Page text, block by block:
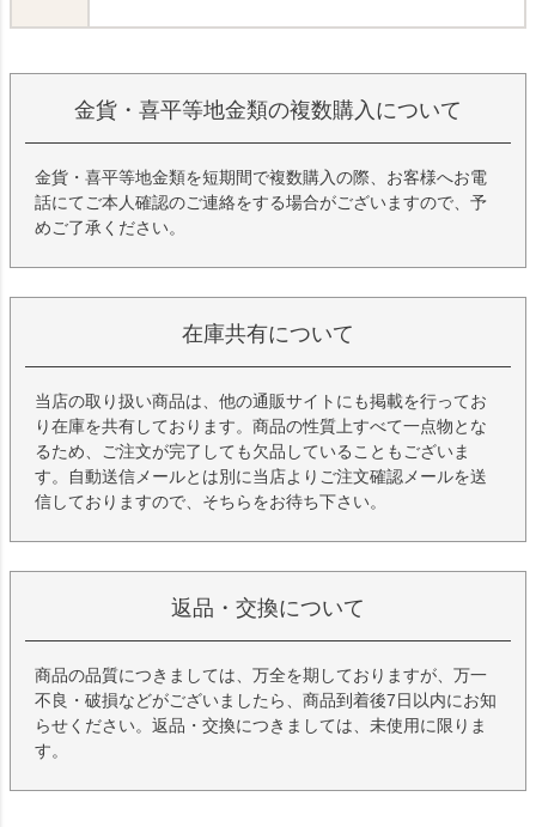
金貨・喜平等地金類の複数購入について
金貨・喜平等地金類を短期間で複数購入の際、お客様へお電
話にてご本人確認のご連絡をする場合がございますので、予
めご了承ください。
在庫共有について
当店の取り扱い商品は、他の通販サイトにも掲載を行ってお
り在庫を共有しております。商品の性質上すべて一点物とな
るため、ご注文が完了しても欠品していることもございま
す。自動送信メールとは別に当店よりご注文確認メールを送
信しておりますので、そちらをお待ち下さい。
返品・交換について
商品の品質につきましては、万全を期しておりますが、万一
不良・破損などがございましたら、商品到着後7日以内にお知
らせください。返品・交換につきましては、未使用に限りま
す。